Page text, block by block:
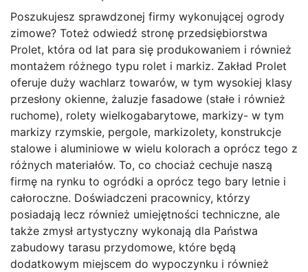
Poszukujesz sprawdzonej firmy wykonującej ogrody
zimowe? Toteż odwiedź stronę przedsiębiorstwa
Prolet, która od lat para się produkowaniem i również
montażem różnego typu rolet i markiz. Zakład Prolet
oferuje duży wachlarz towarów, w tym wysokiej klasy
przesłony okienne, żaluzje fasadowe (stałe i również
ruchome), rolety wielkogabarytowe, markizy- w tym
markizy rzymskie, pergole, markizolety, konstrukcje
stalowe i aluminiowe w wielu kolorach a oprócz tego z
różnych materiałów. To, co chociaż cechuje naszą
firmę na rynku to ogródki a oprócz tego bary letnie i
całoroczne. Doświadczeni pracownicy, którzy
posiadają lecz również umiejętności techniczne, ale
także zmysł artystyczny wykonają dla Państwa
zabudowy tarasu przydomowe, które będą
dodatkowym miejscem do wypoczynku i również